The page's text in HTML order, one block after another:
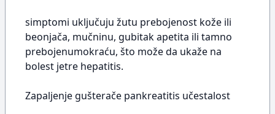
simptomi uključuju žutu prebojenost kože ili
beonjača, mučninu, gubitak apetita ili tamno
prebojenumokraću, što može da ukaže na
bolest jetre hepatitis.
Zapaljenje gušterače pankreatitis učestalost